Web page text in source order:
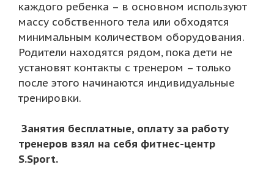
каждого ребенка – в основном используют
массу собственного тела или обходятся
минимальным количеством оборудования.
Родители находятся рядом, пока дети не
установят контакты с тренером – только
после этого начинаются индивидуальные
тренировки.
Занятия бесплатные, оплату за работу
тренеров взял на себя фитнес-центр
S.Sport.